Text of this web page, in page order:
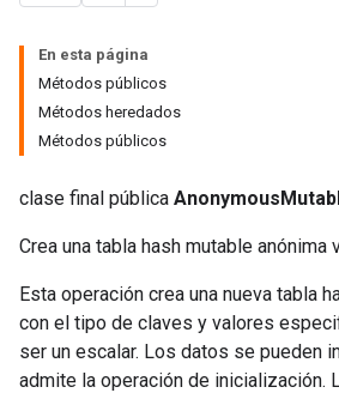
En esta página
Métodos públicos
Métodos heredados
Métodos públicos
clase final pública
Crea una tabla hash mutable anónima
Esta operación crea una nueva tabla
con el tipo de claves y valores
ser un escalar. Los datos se pueden
admite la operación de inicialización.